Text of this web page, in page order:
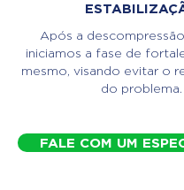
Após a
iniciamos a fase de
mesmo, visando evitar o
do problema.
FALE COM UM